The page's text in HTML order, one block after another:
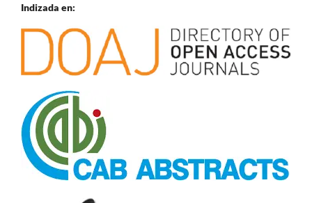
Indizada en: